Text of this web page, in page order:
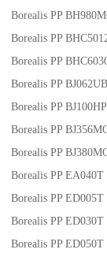
Borealis PP
Borealis PP
Borealis PP
Borealis PP
Borealis PP BJ100HP
Borealis PP
Borealis PP
Borealis PP EA040T
Borealis PP ED005T
Borealis PP ED030T
Borealis PP ED050T